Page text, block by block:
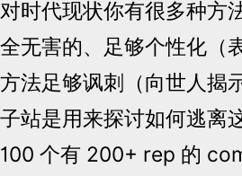
对时代现状你有很多种方
全无害的、足够个性化（
方法足够讽刺（向世人揭
子站是用来探讨如何逃离
100 个有 200+ rep 的